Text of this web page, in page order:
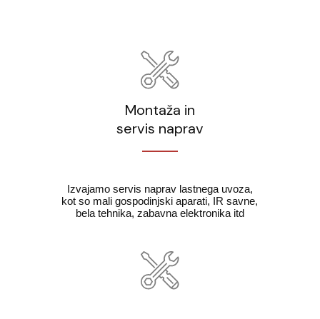
Montaža in
servis naprav
Izvajamo servis naprav lastnega uvoza,
kot so mali gospodinjski aparati, IR savne,
bela tehnika, zabavna elektronika itd